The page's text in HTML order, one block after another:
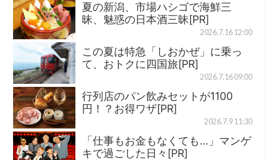
夏の新潟、市場ハシゴで海鮮三
昧、魅惑の日本酒三昧[PR]
2026.7.16 12:00
この夏は特急「しおかぜ」に乗っ
て、おトクに四国旅[PR]
2026.7.16 09:00
行列店のパン飲みセットが1100
円！？お得ワザ[PR]
2026.7.9 11:30
「仕事もお金もなくても…」マンゲ
キで過ごした日々[PR]